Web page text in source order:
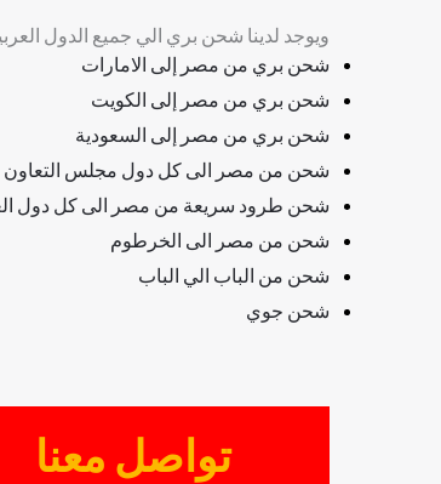
ويوجد لدينا شحن بري الي جميع الدول
شحن بري من مصر إلى الامارات
شحن بري من مصر إلى الكويت
شحن بري من مصر إلى السعودية
شحن من مصر الى كل دول مجلس التعاون
شحن طرود سريعة من مصر الى كل دول
شحن من مصر الى الخرطوم
شحن من الباب الي الباب
شحن جوي
تواصل معنا